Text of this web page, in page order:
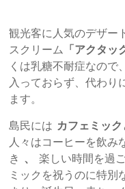
観光客に人気のデザー
スクリーム 「アクタッ
くは乳糖不耐症なので
入っておらず、代わり
ます。
島民には カフェミック
人々はコーヒーを飲み
き 、
楽しい時間を過
ミックを祝うのに特別